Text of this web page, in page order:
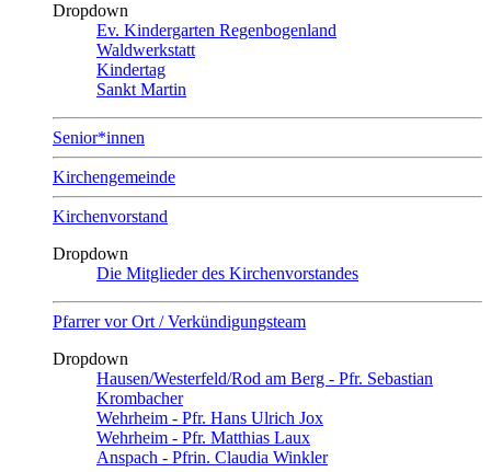
Dropdown
Ev. Kindergarten Regenbogenland
Waldwerkstatt
Kindertag
Sankt Martin
Senior*innen
Kirchengemeinde
Kirchenvorstand
Dropdown
Die Mitglieder des Kirchenvorstandes
Pfarrer vor Ort / Verkündigungsteam
Dropdown
Hausen/Westerfeld/Rod am Berg - Pfr. Sebastian
Krombacher
Wehrheim - Pfr. Hans Ulrich Jox
Wehrheim - Pfr. Matthias Laux
Anspach - Pfrin. Claudia Winkler